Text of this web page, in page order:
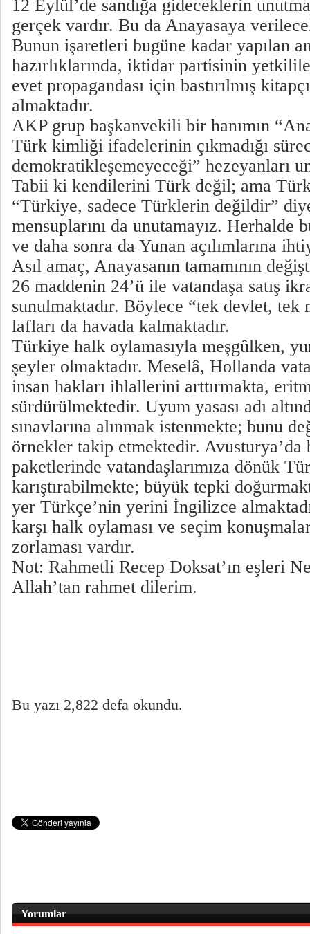
12 Eylül’de sandığa gideceklerin
gerçek vardır. Bu da Anayasaya
Bunun işaretleri bugüne kadar yapılan
hazırlıklarında, iktidar partisinin
evet propagandası için bastırılmış
almaktadır.
AKP grup başkanvekili bir hanımın
Türk kimliği ifadelerinin çıkmadığı
demokratikleşemeyeceği” hezeyanları
Tabii ki kendilerini Türk değil; ama
“Türkiye, sadece Türklerin değildir”
mensuplarını da unutamayız. Herhalde
ve daha sonra da Yunan açılımlarına
Asıl amaç, Anayasanın tamamının
26 maddenin 24’ü ile vatandaşa satış
sunulmaktadır. Böylece “tek devlet,
lafları da havada kalmaktadır.
Türkiye halk oylamasıyla meşgûlken,
şeyler olmaktadır. Meselâ, Hollanda
insan hakları ihlallerini arttırmakta,
sürdürülmektedir. Uyum yasası adı
sınavlarına alınmak istenmekte; bunu
örnekler takip etmektedir. Avusturya’da
paketlerinde vatandaşlarımıza dönük
karıştırabilmekte; büyük tepki
yer Türkçe’nin yerini İngilizce
karşı halk oylaması ve seçim
zorlaması vardır.
Not: Rahmetli Recep Doksat’ın eşleri
Allah’tan rahmet dilerim.
Bu yazı 2,822 defa okundu.
Yorumlar